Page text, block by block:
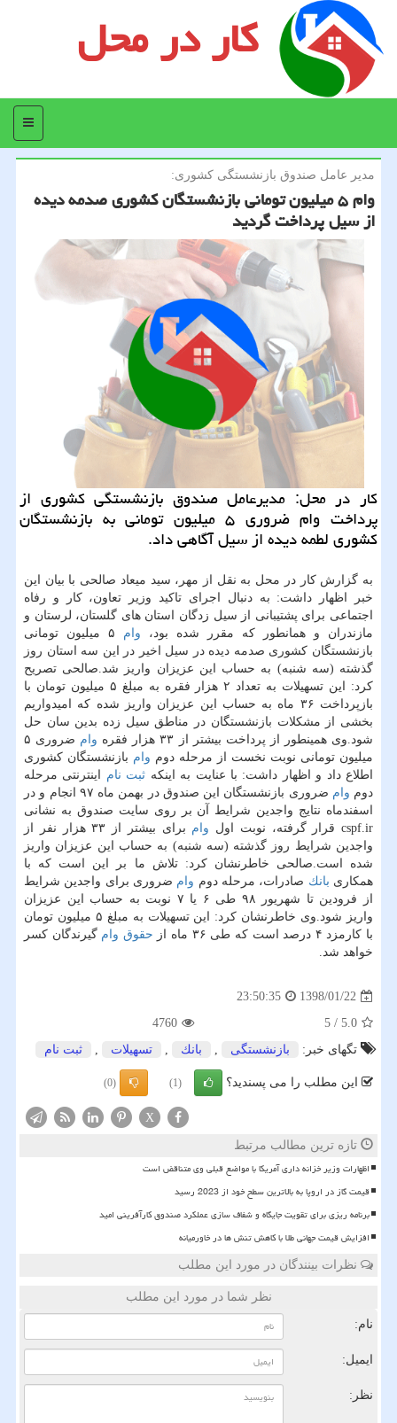
کار در محل
منو
مدیر عامل صندوق بازنشستگی كشوری:
وام ۵ میلیون تومانی بازنشستگان كشوری صدمه دیده
از سیل پرداخت گردید
كار در محل: مدیرعامل صندوق بازنشستگی كشوری از
پرداخت وام ضروری ۵ میلیون تومانی به بازنشستگان
كشوری لطمه دیده از سیل آگاهی داد.
به گزارش كار در محل به نقل از مهر، سید میعاد صالحی با بیان این
خبر اظهار داشت: به دنبال اجرای تاكید وزیر تعاون، كار و رفاه
اجتماعی برای پشتیبانی از سیل زدگان استان های گلستان، لرستان و
مازندران و همانطور كه مقرر شده بود، وام
۵ میلیون تومانی
بازنشستگان كشوری صدمه دیده در سیل اخیر در این سه استان روز
گذشته (سه شنبه) به حساب این عزیزان واریز شد.صالحی تصریح
كرد: این تسهیلات به تعداد ۲ هزار فقره به مبلغ ۵ میلیون تومان با
بازپرداخت ۳۶ ماه به حساب این عزیزان واریز شده كه امیدواریم
بخشی از مشكلات بازنشستگان در مناطق سیل زده بدین سان حل
شود.وی همینطور از پرداخت بیشتر از ۳۳ هزار فقره
وام
ضروری ۵
میلیون تومانی نوبت نخست از مرحله دوم وام بازنشستگان كشوری
اطلاع داد و اظهار داشت: با عنایت به اینكه ثبت نام اینترنتی مرحله
دوم وام
ضروری بازنشستگان این صندوق در بهمن ماه ۹۷ انجام و در
اسفندماه نتایج واجدین شرایط آن بر روی سایت صندوق به نشانی
cspf.ir قرار گرفته، نوبت اول
وام
برای بیشتر از ۳۳ هزار نفر از
واجدین شرایط روز گذشته (سه شنبه) به حساب این عزیزان واریز
شده است.صالحی خاطرنشان كرد: تلاش ما بر این است كه با
همكاری بانك صادرات، مرحله دوم وام ضروری برای واجدین شرایط
از فرودین تا شهریور ۹۸ طی ۶ یا ۷ نوبت به حساب این عزیزان
واریز شود.وی خاطرنشان كرد: این تسهیلات به مبلغ ۵ میلیون تومان
با كارمزد ۴ درصد است كه طی ۳۶ ماه از
حقوق وام گیرندگان كسر
خواهد شد.
1398/01/22
23:50:35
5.0
/
5
4760
تگهای خبر:
بازنشستگی , بانك , تسهیلات , ثبت نام
این مطلب را می پسندید؟ (1)
(0)
X
تازه ترین مطالب مرتبط
اظهارات وزیر خزانه داری آمریکا با مواضع قبلی وی متناقض است
قیمت گاز در اروپا به بالاترین سطح خود از 2023 رسید
برنامه ریزی برای تقویت جایگاه و شفاف سازی عملکرد صندوق کارآفرینی امید
افزایش قیمت جهانی طلا با کاهش تنش ها در خاورمیانه
نظرات بینندگان در مورد این مطلب
نظر شما در مورد این مطلب
نام:
ایمیل:
نظر: